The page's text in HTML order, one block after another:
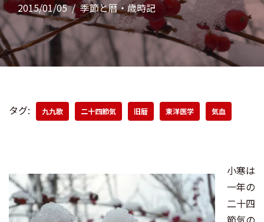
2015/01/05 季節と暦・歳時記
タグ: 九九歌 二十四節気 旧暦 東洋医学 気血
小寒は
一年の
二十四